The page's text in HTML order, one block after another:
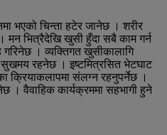
भएको चिन्ता हटेर जानेछ । शरीर
मन भित्रैदेखि खुसी हुँदा सबै काम गर्न
। व्यक्तिगत खुसीकालागि
सुखमय रहनेछ । इष्टमित्रसित भेटघाट
क्रियाकलापमा संलग्न रहनुपर्नेछ ।
। वैवाहिक कार्यक्रममा सहभागी हुने